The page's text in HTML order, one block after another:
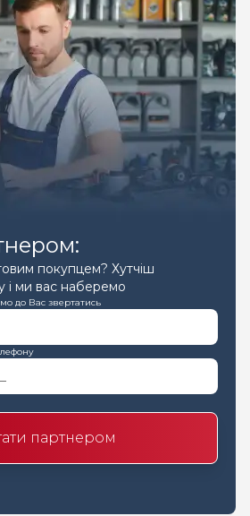
покупцем? Хутчіш
і ми вас наберемо
до Вас звертатись
партнером